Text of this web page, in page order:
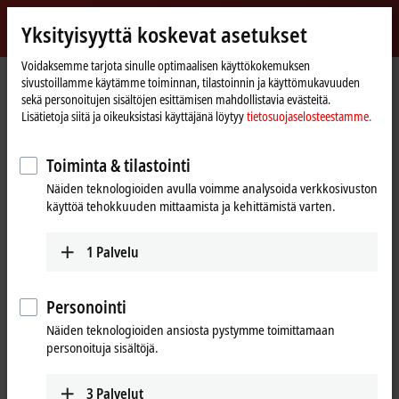
Beckhoff
-
New
Automation
Technology
myBeckhoff
KotisivuYritys Uutiset Short introduction: Module Type Package (MTP)
Kun napsautat ”Hyväksy”, näytämme videon ja mukautamme
yksityisyyden asetukset, Vimeon ulkopuolinen sisältö ladataan
tietosuojaselosteestamme.
Sep 1, 2023
Short introduction: Module Type
Yksityisyyttä koskevat asetukset
Voidaksemme tarjota sinulle optimaalisen käyttökokemuksen
sivustoillamme käytämme toiminnan, tilastoinnin ja käyttömukavuuden
sekä personoitujen sisältöjen esittämisen mahdollistavia evästeitä.
Lisätietoja siitä ja oikeuksistasi käyttäjänä löytyytietosuojaselosteestamme.
Toiminta & tilastointi
Näiden teknologioiden avulla voimme analysoida verkkosivuston
käyttöä tehokkuuden mittaamista ja kehittämistä varten.
1 Palvelu
Personointi
Näiden teknologioiden ansiosta pystymme toimittamaan
personoituja sisältöjä.
3 Palvelut